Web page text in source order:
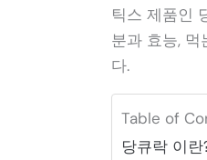
틱스 제품인
분과 효능,
다.
Table of
당큐락 이란